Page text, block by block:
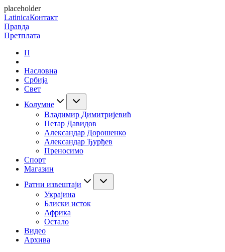
placeholder
LatinicaКонтакт
Правда
Претплата
П
Насловна
Србија
Свет
Колумне
Владимир Димитријевић
Петар Давидов
Александар Дорошенко
Александар Ђурђев
Преносимо
Спорт
Магазин
Ратни извештаји
Украјина
Блиски исток
Африка
Остало
Видео
Архива